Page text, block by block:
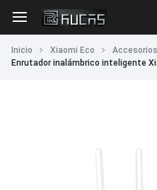
Inicio Xiaomi Eco
Enrutador inalámbrico inteligente